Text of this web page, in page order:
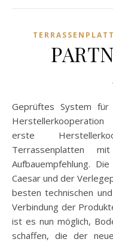
Geprüftes System für Outdoor Keramik – zertifizierte
erste
Terrassenplatten
Aufbauempfehlung.
Caesar und der
besten technischen
Verbindung der
ist es nun möglich,
schaffen, die der